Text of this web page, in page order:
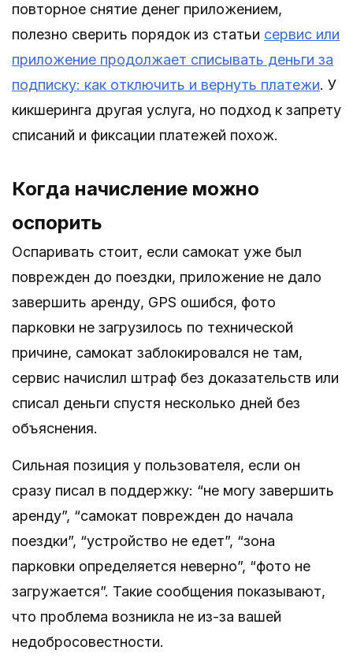
повторное снятие денег приложением,
полезно сверить порядок из статьи сервис или
приложение продолжает списывать деньги за
подписку: как отключить и вернуть платежи. У
кикшеринга другая услуга, но подход к запрету
списаний и фиксации платежей похож.
Когда начисление можно
оспорить
Оспаривать стоит, если самокат уже был
поврежден до поездки, приложение не дало
завершить аренду, GPS ошибся, фото
парковки не загрузилось по технической
причине, самокат заблокировался не там,
сервис начислил штраф без доказательств или
списал деньги спустя несколько дней без
объяснения.
Сильная позиция у пользователя, если он
сразу писал в поддержку: “не могу завершить
аренду”, “самокат поврежден до начала
поездки”, “устройство не едет”, “зона
парковки определяется неверно”, “фото не
загружается”. Такие сообщения показывают,
что проблема возникла не из-за вашей
недобросовестности.